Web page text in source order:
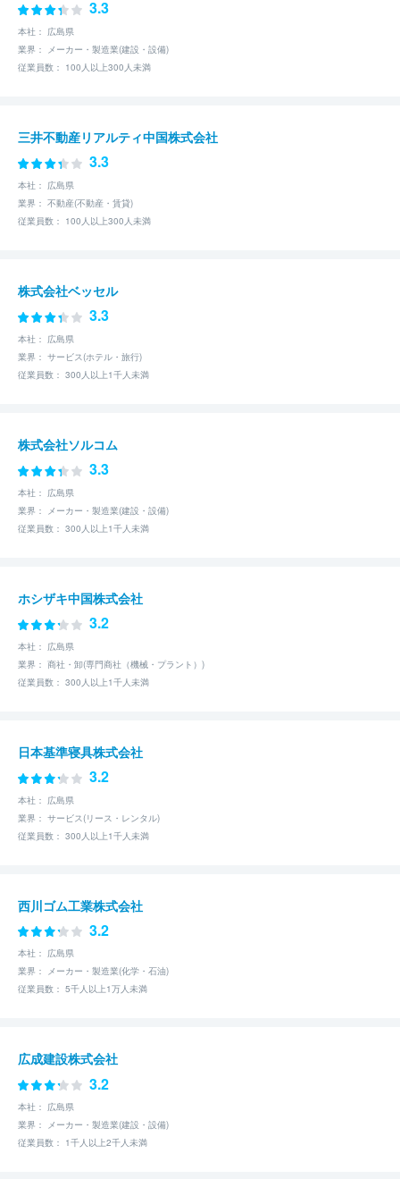
3.3
本社： 広島県
業界： メーカー・製造業(建設・設備)
従業員数： 100人以上300人未満
三井不動産リアルティ中国株式会社
3.3
本社： 広島県
業界： 不動産(不動産・賃貸)
従業員数： 100人以上300人未満
株式会社ベッセル
3.3
本社： 広島県
業界： サービス(ホテル・旅行)
従業員数： 300人以上1千人未満
株式会社ソルコム
3.3
本社： 広島県
業界： メーカー・製造業(建設・設備)
従業員数： 300人以上1千人未満
ホシザキ中国株式会社
3.2
本社： 広島県
業界： 商社・卸(専門商社（機械・プラント）)
従業員数： 300人以上1千人未満
日本基準寝具株式会社
3.2
本社： 広島県
業界： サービス(リース・レンタル)
従業員数： 300人以上1千人未満
西川ゴム工業株式会社
3.2
本社： 広島県
業界： メーカー・製造業(化学・石油)
従業員数： 5千人以上1万人未満
広成建設株式会社
3.2
本社： 広島県
業界： メーカー・製造業(建設・設備)
従業員数： 1千人以上2千人未満